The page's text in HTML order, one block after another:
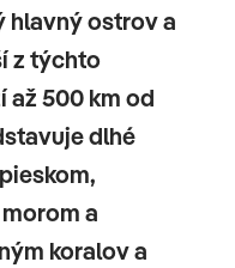
hlavný ostrov a
z týchto
až 500 km od
dlhé
a
koralov a